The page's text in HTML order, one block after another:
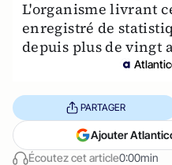
L'organisme livrant
enregistré de
depuis plus de vingt
Écoutez cet article0:00min
PARTAGER
Ajouter